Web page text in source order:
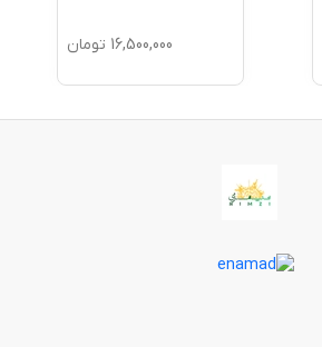
16,500,000 تومان